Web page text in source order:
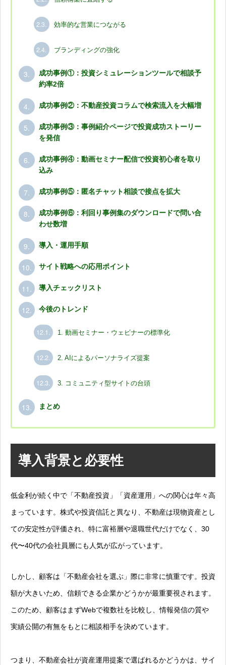
2.3. 効率的な営業につながる
2.4. ブランディングの強化
3.
成功事例①：投資シミュレーションツールで相談予
約率2倍
4. 成功事例②：不動産投資コラムで検索流入を大幅増
5.
成功事例③：事例紹介ページで投資成功ストーリー
を発信
6.
成功事例④：動画セミナー配信で投資初心者を取り
込み
7. 成功事例⑤：匿名チャット相談で接点を拡大
8.
成功事例⑥：利回り事例集のダウンロードで問い合
わせ数増
9. 導入・運用手順
10. サイト戦略への応用ポイント
11. 導入チェックリスト
12. 今後のトレンド
12.1. 1. 動画セミナー・ウェビナーの標準化
12.2. 2. AIによるパーソナライズ提案
12.3. 3. コミュニティ型サイトの台頭
13. まとめ
導入背景と必要性
低金利が続く中で「不動産投資」「資産運用」への関心は年々高
まっています。株式や投資信託と異なり、不動産は現物資産とし
ての安定性が評価され、特に富裕層や退職世代だけでなく、30
代〜40代の会社員層にも人気が広がっています。
しかし、顧客は「不動産会社を選ぶ」際に非常に慎重です。投資
額が大きいため、信頼できる企業かどうかが最重要視されます。
このため、顧客はまずWebで複数社を比較し、情報発信の質や
実績公開の有無をもとに相談相手を決めています。
つまり、不動産会社が資産運用提案で選ばれるかどうかは、サイ